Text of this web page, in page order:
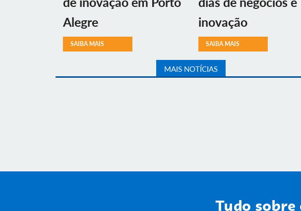
Alegre
SAIBA MAIS
inovação
SAIBA MAIS
MAIS NOTÍCIAS